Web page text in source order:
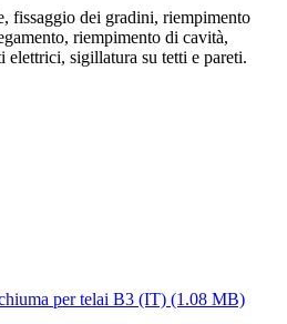
fissaggio dei gradini, riempimento
riempimento di cavità,
elettrici, sigillatura su tetti e pareti.
per telai B3 (IT) (1.08 MB)